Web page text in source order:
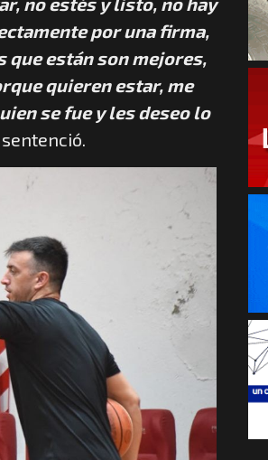
por una firma,
que están son mejores,
quieren estar, me
se fue y les deseo lo
sentenció.